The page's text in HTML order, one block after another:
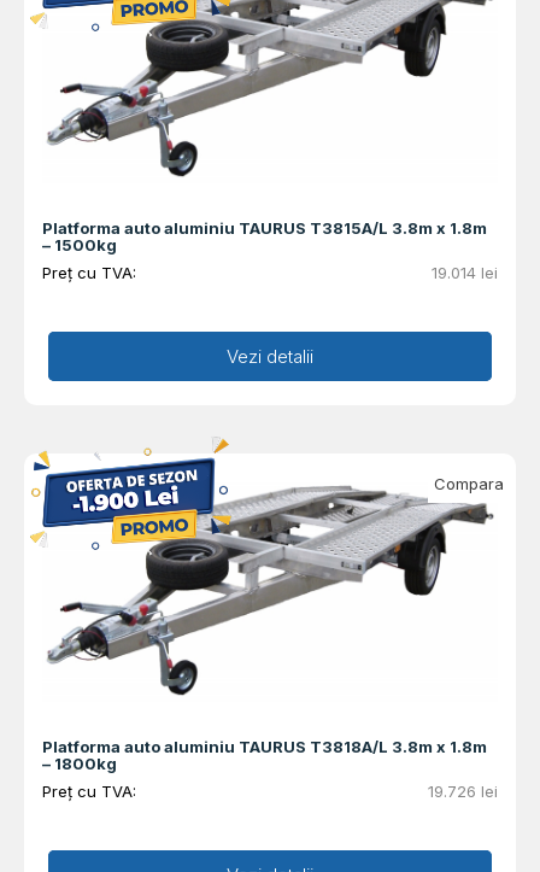
Platforma auto aluminiu TAURUS T3815A/L 3.8m x 1.8m
– 1500kg
Preț cu TVA:
19.014 lei
Adaugă în coș
Vezi detalii
Platforma auto aluminiu TAURUS T3818A/L 3.8m x 1.8m
– 1800kg
Preț cu TVA:
19.726 lei
Compara